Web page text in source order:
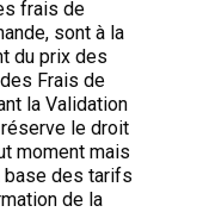
frais de
sont à la
du prix des
Frais de
la Validation
le droit
moment mais
des tarifs
de la